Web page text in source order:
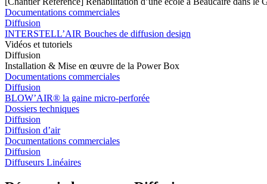
Documentations commerciales
Diffusion
INTERSTELL’AIR Bouches de diffusion design
Vidéos et tutoriels
Diffusion
Installation & Mise en œuvre de la Power Box
Documentations commerciales
Diffusion
BLOW’AIR® la gaine micro-perforée
Dossiers techniques
Diffusion
Diffusion d’air
Documentations commerciales
Diffusion
Diffuseurs Linéaires